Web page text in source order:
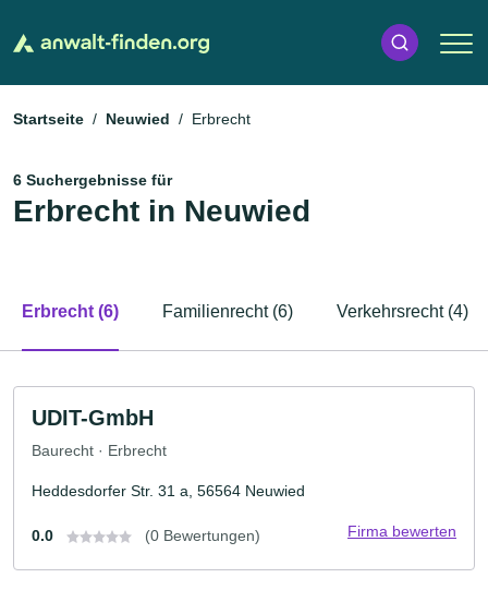
Startseite Neuwied Erbrecht
6 Suchergebnisse für
Erbrecht in Neuwied
Erbrecht (6) Familienrecht (6) Verkehrsrecht (4)
UDIT-GmbH
Baurecht · Erbrecht
Heddesdorfer Str. 31 a, 56564 Neuwied
0.0 (0 Bewertungen) Firma bewerten